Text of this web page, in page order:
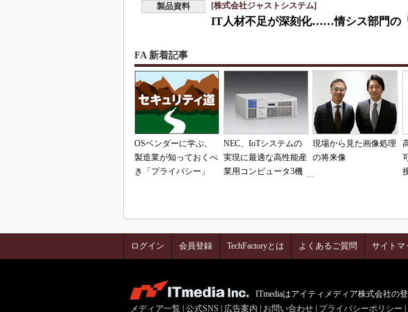
製品資料 [株式会社ジャストシステム]
IT人材不足が深刻化……情シス部門の
FA 新着記事
OSベンダーに学ぶ、
製造業が知っておくべ
き「プライバシー」
NEC、IoTシステムの
実現に最適な高性能産
業用コンピュータ3機
現場から見た画像処理
の将来像
ログイン 会員登録 TechFactoryとは よくあるご質問 サイトマ
ITmediaはアイティメディア株式会社の登
メディア一覧 公式SNS 広告案内 お問い合わせ プライバシーポリシー